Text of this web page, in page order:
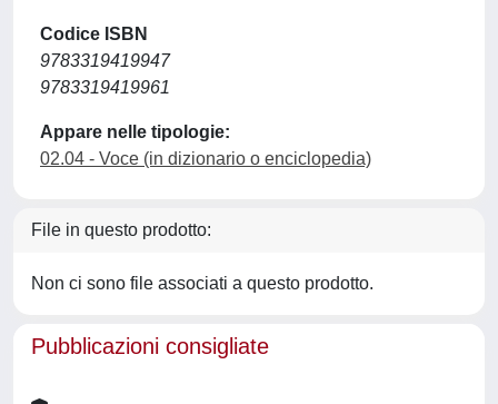
Codice ISBN
9783319419947
9783319419961
Appare nelle tipologie:
02.04 - Voce (in dizionario o enciclopedia)
File in questo prodotto:
Non ci sono file associati a questo prodotto.
Pubblicazioni consigliate